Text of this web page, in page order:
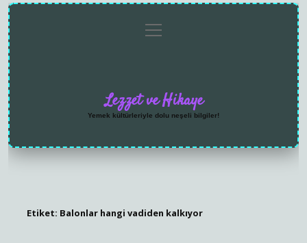
menüyü
aç
Lezzet ve Hikaye
Yemek kültürleriyle dolu neşeli bilgiler!
Etiket: Balonlar hangi vadiden kalkıyor